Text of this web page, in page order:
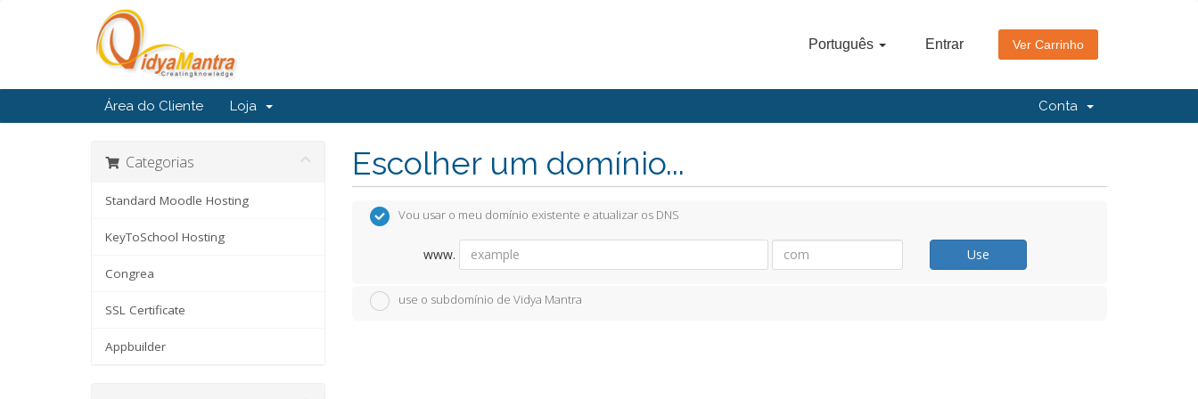
Português Entrar Ver Carrinho
Área do Cliente Loja Conta
Categorias
Standard Moodle Hosting
KeyToSchool Hosting
Congrea
SSL Certificate
Appbuilder
Escolher um domínio...
Vou usar o meu domínio existente e atualizar os DNS
www. Use
use o subdomínio de Vidya Mantra